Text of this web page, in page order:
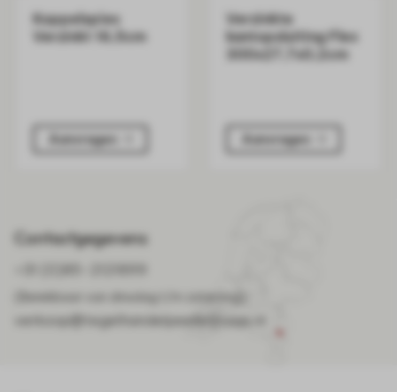
Koppelspies
Verzinkt 16,5cm
Aanvragen
Verzinkte
kantopsluiting Flex
300x27,7x0,2cm
Aanvragen
Contactgegevens
verkoop@tegelhandelpeelenmaas.nl